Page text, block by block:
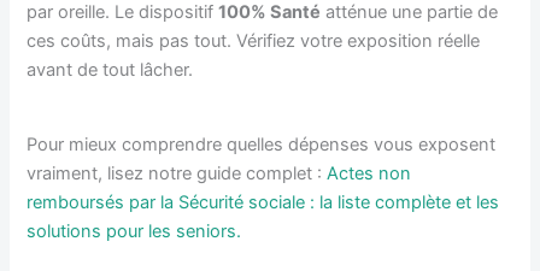
par oreille. Le dispositif100% Santé atténue une partie de
ces coûts, mais pas tout. Vérifiez votre exposition réelle
avant de tout lâcher.
Pour mieux comprendre quelles dépenses vous exposent
vraiment, lisez notre guide complet : Actes non
remboursés par la Sécurité sociale : la liste complète et les
solutions pour les seniors.